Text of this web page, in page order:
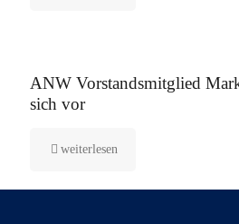
ANW Vorstandsmitglied
sich vor
weiterlesen